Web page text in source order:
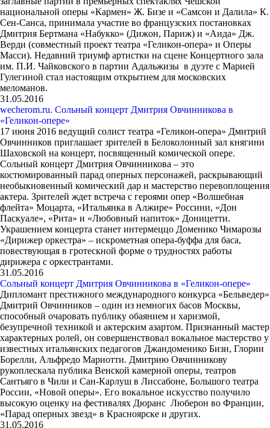
национальной оперы «Кармен» Ж. Бизе и «Самсон и Далила» К.
Сен-Санса, принимала участие во французских постановках
Дмитрия Бертмана «Набукко» (Дижон, Париж) и «Аида» Дж.
Верди (совместный проект театра «Геликон-опера» и Оперы
Масси). Недавний триумф артистки на сцене Концертного зала
им. П.И. Чайковского в партии Адальжизы в дуэте с Марией
Гулегиной стал настоящим открытием для московских
меломанов.
31.05.2016
wecherom.ru. Сольный концерт Дмитрия Овчинникова в
«Геликон-опере»
17 июня 2016 ведущий солист театра «Геликон-опера» Дмитрий
Овчинников приглашает зрителей в Белоколонный зал княгини
Шаховской на концерт, посвященный комической опере.
Сольный концерт Дмитрия Овчинникова – это
костюмированный парад оперных персонажей, раскрывающий
необыкновенный комический дар и мастерство перевоплощения
актера. Зрителей ждет встреча с героями опер «Волшебная
флейта» Моцарта, «Итальянка в Алжире» Россини, «Дон
Паскуале», «Рита» и «Любовный напиток» Доницетти.
Украшением концерта станет интермеццо Доменико Чимарозы
«Дирижер оркестра» – искрометная опера-буффа для баса,
повествующая в гротескной форме о трудностях работы
дирижера с оркестрантами.
31.05.2016
Сольный концерт Дмитрия Овчинникова в «Геликон-опере»
Дипломант престижного международного конкурса «Бельведер»
Дмитрий Овчинников – один из немногих басов Москвы,
способный очаровать публику обаянием и харизмой,
безупречной техникой и актерским азартом. Признанный мастер
характерных ролей, он совершенствовал вокальное мастерство у
известных итальянских педагогов Джандоменико Бизи, Глории
Борелли, Альфредо Мариотти. Дмитрию Овчинникову
рукоплескала публика Венской камерной оперы, театров
Сантьяго в Чили и Сан-Карлуш в Лиссабоне, Большого театра
России, «Новой оперы». Его вокальное искусство получило
высокую оценку на фестивалях Дюранс Люберон во Франции,
«Парад оперных звезд» в Красноярске и других.
31.05.2016